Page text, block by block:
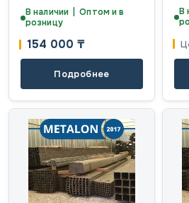
В наличии | Оптом и в
розницу
154 000 ₸
Подробнее
В